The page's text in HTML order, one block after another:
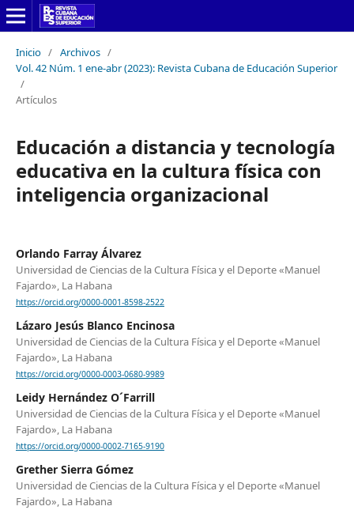
Inicio / Archivos /
Vol. 42 Núm. 1 ene-abr (2023): Revista Cubana de Educación Superior
/
Artículos
Educación a distancia y tecnología
educativa en la cultura física con
inteligencia organizacional
Orlando Farray Álvarez
Universidad de Ciencias de la Cultura Física y el Deporte «Manuel
Fajardo», La Habana
https://orcid.org/0000-0001-8598-2522
Lázaro Jesús Blanco Encinosa
Universidad de Ciencias de la Cultura Física y el Deporte «Manuel
Fajardo», La Habana
https://orcid.org/0000-0003-0680-9989
Leidy Hernández O´Farrill
Universidad de Ciencias de la Cultura Física y el Deporte «Manuel
Fajardo», La Habana
https://orcid.org/0000-0002-7165-9190
Grether Sierra Gómez
Universidad de Ciencias de la Cultura Física y el Deporte «Manuel
Fajardo», La Habana